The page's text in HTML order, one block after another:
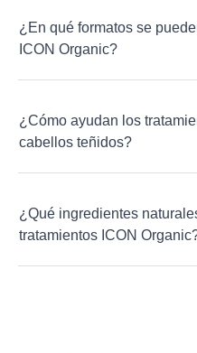
¿En qué formatos se
ICON Organic?
¿Cómo ayudan los
cabellos teñidos?
¿Qué ingredientes
tratamientos ICON